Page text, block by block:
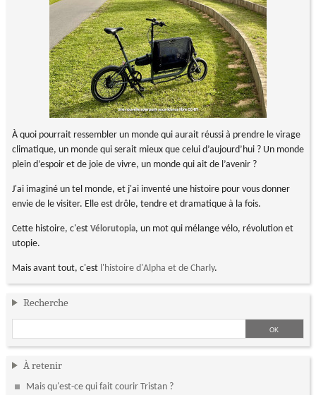
À quoi pourrait ressembler un monde qui aurait réussi à prendre le virage
climatique, un monde qui serait mieux que celui d’aujourd’hui ? Un monde
plein d’espoir et de joie de vivre, un monde qui ait de l’avenir ?
J'ai imaginé un tel monde, et j'ai inventé une histoire pour vous donner
envie de le visiter. Elle est drôle, tendre et dramatique à la fois.
Cette histoire, c'est Vélorutopia, un mot qui mélange vélo, révolution et
utopie.
Mais avant tout, c'est l'histoire d'Alpha et de Charly.
Recherche
À retenir
Mais qu'est-ce qui fait courir Tristan ?